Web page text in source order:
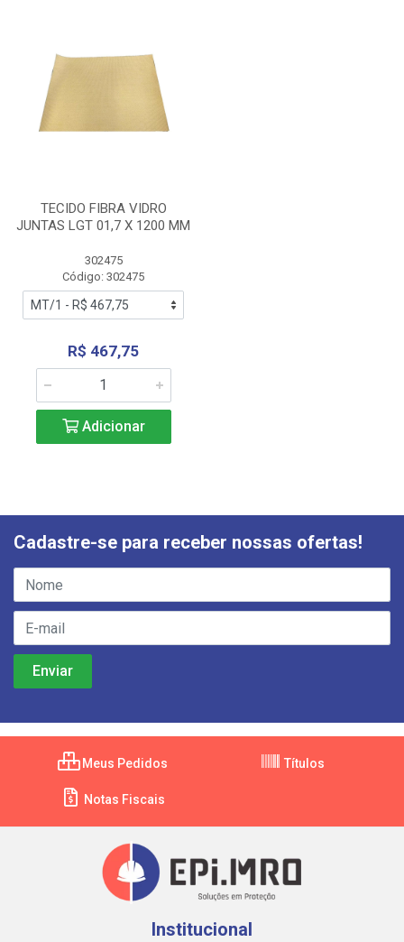
TECIDO FIBRA VIDRO
JUNTAS LGT 01,7 X 1200 MM
302475
Código: 302475
R$ 467,75
Adicionar
Cadastre-se para receber nossas ofertas!
Meus Pedidos Títulos
Notas Fiscais
Institucional